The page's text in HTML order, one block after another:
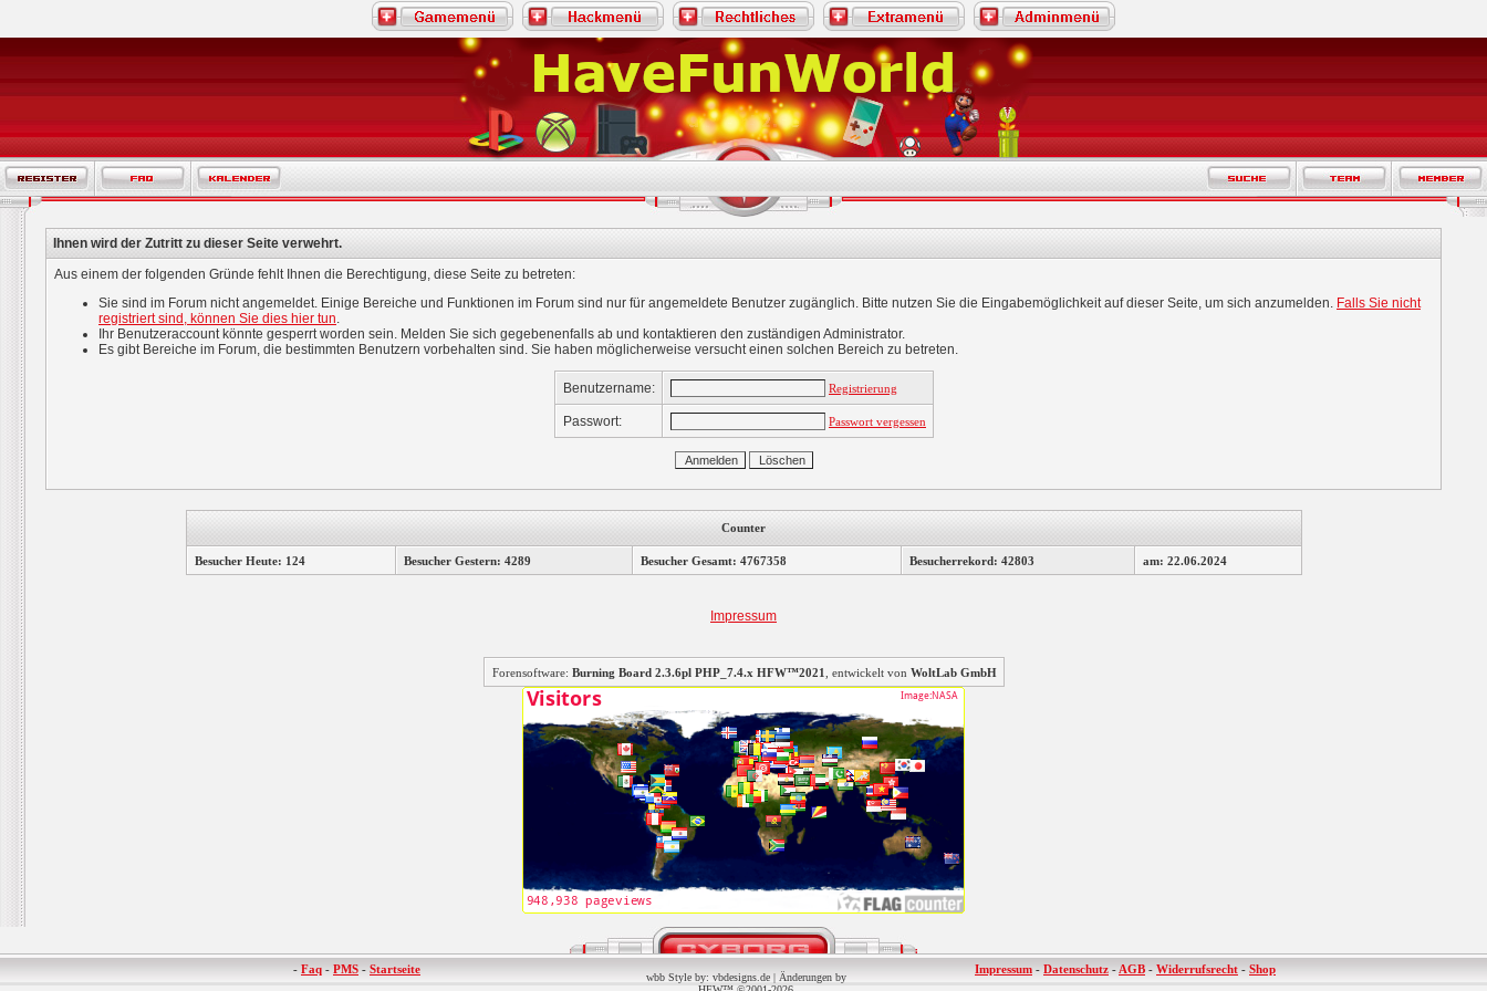
Ihnen wird der Zutritt zu dieser Seite verwehrt.
Aus einem der folgenden Gründe fehlt Ihnen die Berechtigung, diese Seite zu betreten:
Sie sind im Forum nicht angemeldet. Einige Bereiche und Funktionen im Forum sind nur für angemeldete Benutzer zugänglich. Bitte nutzen Sie die Eingabemöglichkeit auf dieser Seite, um sich anzumelden. Falls Sie nicht
registriert sind, können Sie dies hier tun.
Ihr Benutzeraccount könnte gesperrt worden sein. Melden Sie sich gegebenenfalls ab und kontaktieren den zuständigen Administrator.
Es gibt Bereiche im Forum, die bestimmten Benutzern vorbehalten sind. Sie haben möglicherweise versucht einen solchen Bereich zu betreten.
Benutzername: Registrierung
Passwort: Passwort vergessen
Counter
Besucher Heute: 124 Besucher Gestern: 4289 Besucher Gesamt: 4767358 Besucherrekord: 42803 am: 22.06.2024
Impressum
Forensoftware: Burning Board 2.3.6pl PHP_7.4.x HFW™2021 , entwickelt von WoltLab GmbH
- Faq - PMS - Startseite
wbb Style by: vbdesigns.de | Änderungen by
Impressum - Datenschutz - AGB - Widerrufsrecht - Shop